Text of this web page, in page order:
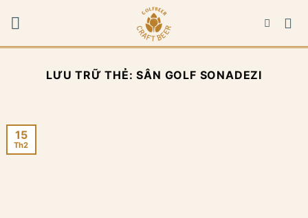
qua
LƯU TRỮ THẺ:SÂN GOLF SONADEZI
15
Th2